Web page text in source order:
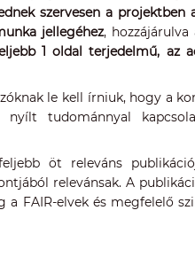
szervesen a projektben
jellegéhez, hozzájárulva
1 oldal terjedelmű, az
le kell írniuk, hogy a
tudománnyal
öt releváns
relevánsak. A
a FAIR-elvek és megfelelő